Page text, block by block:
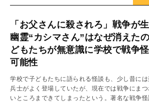
「お父さんに殺されろ」戦争が
幽霊“カシマさん”はなぜ消えた
どもたちが無意識に学校で戦争
可能性
学校で子どもたちに語られる怪談も、少し昔に
兵士がよく登場していたが、現在では戦争にま
いところまできてしまったという。著名な戦争